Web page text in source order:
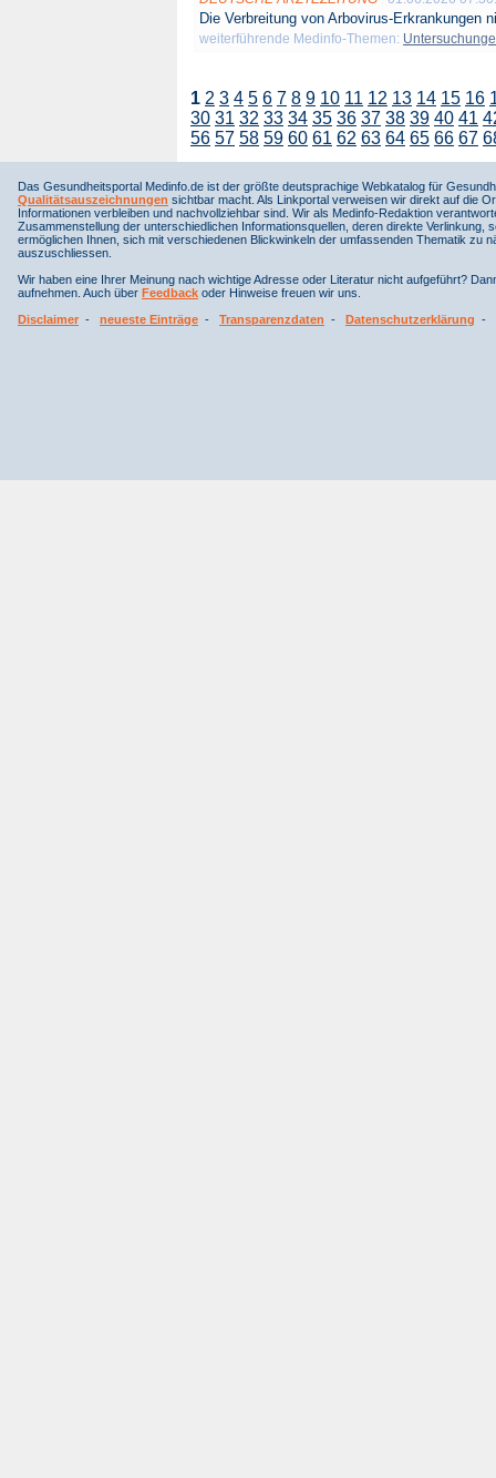
Die Verbreitung von Arbovirus-Erkrankungen
weiterführende Medinfo-Themen:
1 2 3 4 5 6 7 8 9 10 11 12 13 14 15 16
30 31 32 33 34 35 36 37 38 39 40 41
56 57 58 59 60 61 62 63 64 65 66 67
Das Gesundheitsportal Medinfo.de ist der größte deutsprachige Webkatalog für
Qualitätsauszeichnungen sichtbar macht. Als Linkportal verweisen wir direkt auf die
Informationen verbleiben und nachvollziehbar sind. Wir als Medinfo-Redaktion
Zusammenstellung der unterschiedlichen Informationsquellen, deren direkte
ermöglichen Ihnen, sich mit verschiedenen Blickwinkeln der umfassenden Thematik
auszuschliessen.
Wir haben eine Ihrer Meinung nach wichtige Adresse oder Literatur nicht aufgeführt?
aufnehmen. Auch über Feedback oder Hinweise freuen wir uns.
Disclaimer - neueste Einträge - Transparenzdaten - Datenschutzerklärung -